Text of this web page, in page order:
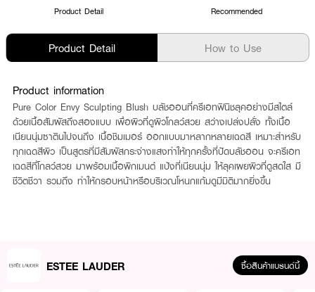
Product Detail Recommended
Product Detail How to Use
Product information
Pure Color Envy Sculpting Blush บลัชออนที่ครีเอทฟินิชลุคอย่างมีสไตล์
ด้วยเนื้อสัมผัสถึงสองแบบ เพื่อผิวที่ดูผิวโกลว์สวย สว่างเปล่งปลั่ง ทั้งเนื้อ
เนียนนุ่มซาตินไปจนถึง เนื้อชิมเมอร์ ออกแบบมาหลากหลายเฉดสี เหมาะสำหรับ
ทุกเฉดสีผิว เป็นสูตรที่มีสัมผัสกระจ่างแสงทำให้ทุกครั้งที่ปัดบลัชออน จะครีเอท
เฉดสีที่โกลว์สวย มาพร้อมเนื้อพิกเมนต์ แป้งที่เนียนนุ่ม ให้ลุคเผยผิวที่ดูสดใส มี
ชีวิตชีวา รวมถึง ทำให้กรอบหน้าหรือบริเวณโหนกแก้มดูมีมิติมากยิ่งขึ้น
ESTEE LAUDER ซื้อสินค้าแบรนด์นี้